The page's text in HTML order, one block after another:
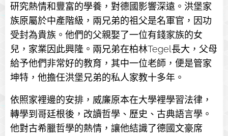
研究熱情和豐富的學養，對德國影響深遠。洪堡家
族原屬於中產階級，兩兄弟的祖父是名軍官，因功
受封為貴族。他們的父親娶了一位有錢家族的女
兒，家業因此興隆。兩兄弟在柏林Tegel長大，父母
給予他們非常好的教育，其中一位老師，便是管家
坤特，他擔任洪堡兄弟的私人家教十多年。
依照家裡邊的安排，威廉原本在大學裡學習法律，
轉學到哥廷根後，改讀哲學、歷史、古典語言學。
他對古希臘哲學的熱情，讓他結識了德國文豪席